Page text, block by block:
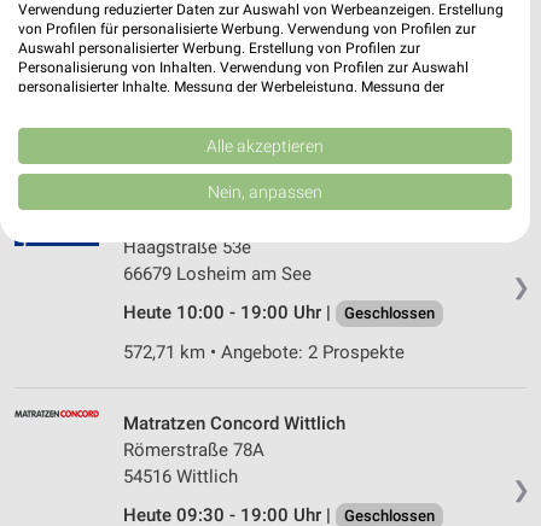
Matratzen Concord Bitburg
Mötscher Straße 15
54634 Bitburg
❯
Haagstraße 53e
66679 Losheim am See
Heute 10:00 - 19:00 Uhr |
Geschlossen
572,71 km • Angebote: 2 Prospekte
❯
Matratzen Concord Wittlich
Römerstraße 78A
54516 Wittlich
Heute 09:30 - 19:00 Uhr |
Geschlossen
Verwendung reduzierter Daten zur Auswahl von Werbeanzeigen. Erstellung
von Profilen für personalisierte Werbung. Verwendung von Profilen zur
Auswahl personalisierter Werbung. Erstellung von Profilen zur
Personalisierung von Inhalten. Verwendung von Profilen zur Auswahl
personalisierter Inhalte. Messung der Werbeleistung. Messung der
Kombinationen von Daten aus verschiedenen Quellen. Entwicklung und
Verbesserung der Angebote. Verwendung reduzierter Daten zur Auswahl
von Inhalten.
Daten können außerhalb der Europäischen Union weitergegeben und in die
USA gesendet werden.
Website/App.
Partnerliste anzeigen (1 IAB-Anbieter)
Wir nutzen Ihre Daten für folgende Zwecke:
IAB-Verarbeitungszwecke:
Verwendung reduzierter Daten zur Auswahl von
Werbeanzeigen
Erstellung von Profilen für personalisierte
Alle akzeptieren
Nein, anpassen